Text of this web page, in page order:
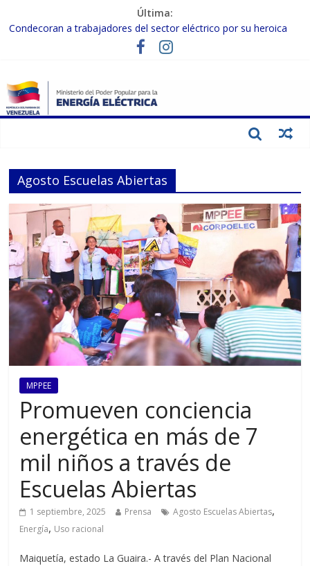
Última:
Condecoran a trabajadores del sector eléctrico por su heroica
labor tras el doble sismo del 24-J
Gobierno Nacional coordina acciones con el sector privado para
Inspeccionan trabajos de rehabilitación en instalaciones del SEN
en Carabobo
Gobierno Nacional activa plan preventivo para fortalecer el SEN
Agosto Escuelas Abiertas
MPPEE
Promueven conciencia
energética en más de 7
mil niños a través de
Escuelas Abiertas
1 septiembre, 2025 Prensa Agosto Escuelas Abiertas,
Energía, Uso racional
Maiquetía, estado La Guaira.- A través del Plan Nacional